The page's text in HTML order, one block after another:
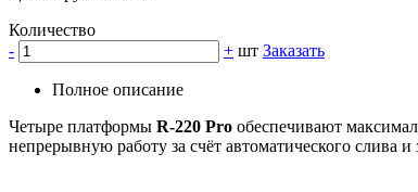
Количество
-
+ шт Заказать
Полное описание
Четыре платформы R-220 Pro обеспечивают
непрерывную работу за счёт автоматического